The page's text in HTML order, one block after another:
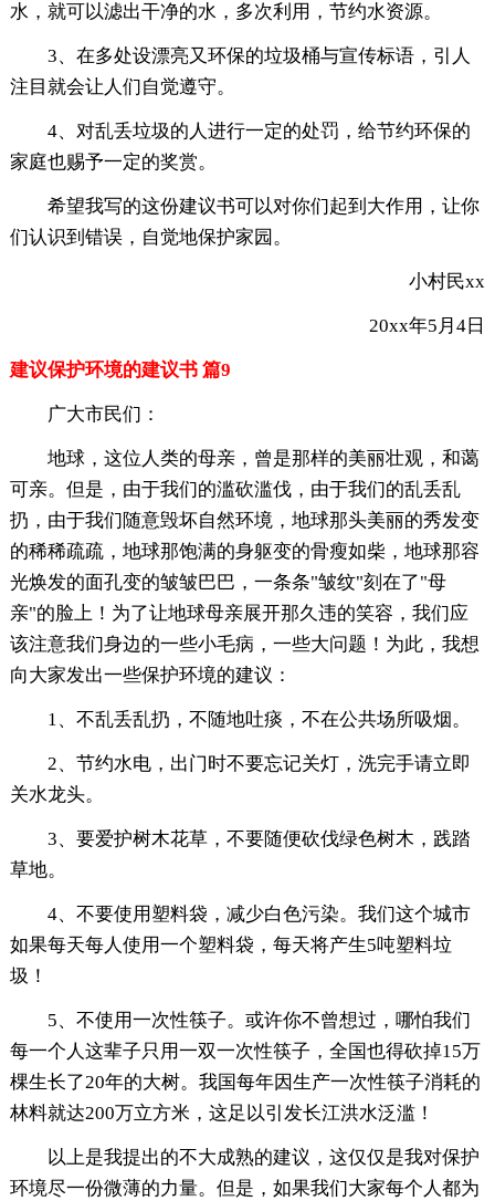
水，就可以滤出干净的水，多次利用，节约水资源。
3、在多处设漂亮又环保的垃圾桶与宣传标语，引人
注目就会让人们自觉遵守。
4、对乱丢垃圾的人进行一定的处罚，给节约环保的
家庭也赐予一定的奖赏。
希望我写的这份建议书可以对你们起到大作用，让你
们认识到错误，自觉地保护家园。
小村民xx
20xx年5月4日
建议保护环境的建议书 篇9
广大市民们：
地球，这位人类的母亲，曾是那样的美丽壮观，和蔼
可亲。但是，由于我们的滥砍滥伐，由于我们的乱丢乱
扔，由于我们随意毁坏自然环境，地球那头美丽的秀发变
的稀稀疏疏，地球那饱满的身躯变的骨瘦如柴，地球那容
光焕发的面孔变的皱皱巴巴，一条条"皱纹"刻在了"母
亲"的脸上！为了让地球母亲展开那久违的笑容，我们应
该注意我们身边的一些小毛病，一些大问题！为此，我想
向大家发出一些保护环境的建议：
1、不乱丢乱扔，不随地吐痰，不在公共场所吸烟。
2、节约水电，出门时不要忘记关灯，洗完手请立即
关水龙头。
3、要爱护树木花草，不要随便砍伐绿色树木，践踏
草地。
4、不要使用塑料袋，减少白色污染。我们这个城市
如果每天每人使用一个塑料袋，每天将产生5吨塑料垃
圾！
5、不使用一次性筷子。或许你不曾想过，哪怕我们
每一个人这辈子只用一双一次性筷子，全国也得砍掉15万
棵生长了20年的大树。我国每年因生产一次性筷子消耗的
林料就达200万立方米，这足以引发长江洪水泛滥！
以上是我提出的不大成熟的建议，这仅仅是我对保护
环境尽一份微薄的力量。但是，如果我们大家每个人都为